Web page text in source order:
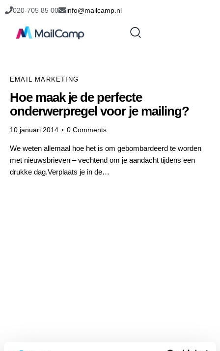
020-705 85 00 info@mailcamp.nl
EMAIL MARKETING
Hoe maak je de perfecte
onderwerpregel voor je mailing?
10 januari 2014 0 Comments
We weten allemaal hoe het is om gebombardeerd te worden
met nieuwsbrieven – vechtend om je aandacht tijdens een
drukke dag.Verplaats je in de…